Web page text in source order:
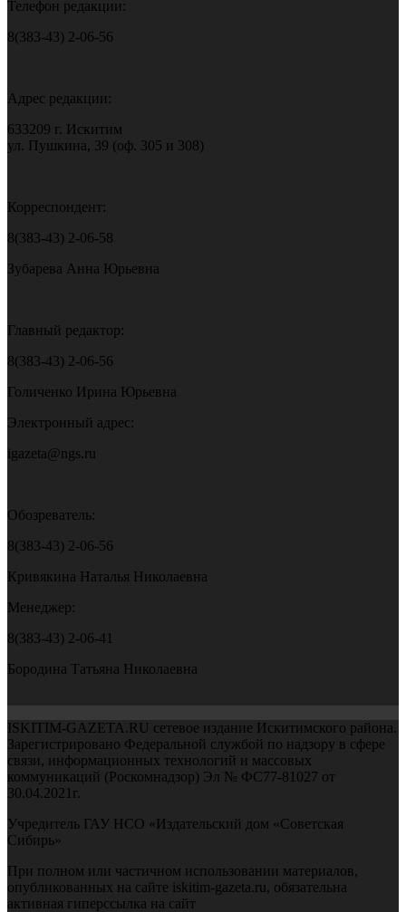
Телефон редакции:
8(383-43) 2-06-56
Адрес редакции:
633209 г. Искитим
ул. Пушкина, 39 (оф. 305 и 308)
Корреспондент:
8(383-43) 2-06-58
Зубарева Анна Юрьевна
Главный редактор:
8(383-43) 2-06-56
Голиченко Ирина Юрьевна
Электронный адрес:
igazeta@ngs.ru
Обозреватель:
8(383-43) 2-06-56
Кривякина Наталья Николаевна
Менеджер:
8(383-43) 2-06-41
Бородина Татьяна Николаевна
ISKITIM-GAZETA.RU сетевое издание Искитимского района.
Зарегистрировано Федеральной службой по надзору в сфере
связи, информационных технологий и массовых
коммуникаций (Роскомнадзор) Эл № ФС77-81027 от
30.04.2021г.
Учредитель ГАУ НСО «Издательский дом «Советская
Сибирь»
При полном или частичном использовании материалов,
опубликованных на сайте iskitim-gazeta.ru, обязательна
активная гиперссылка на сайт